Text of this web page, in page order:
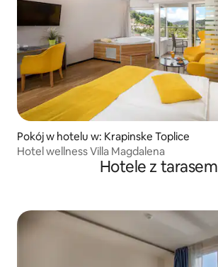
Pokój w hotelu w: Krapinske Toplice
Hotel wellness Villa Magdalena
Hotele z tarasem